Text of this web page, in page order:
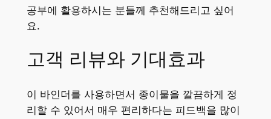
공부에 활용하시는 분들께 추천해드리고 싶어
요.
고객 리뷰와 기대효과
이 바인더를 사용하면서 종이물을 깔끔하게 정
리할 수 있어서 매우 편리하다는 피드백을 많이